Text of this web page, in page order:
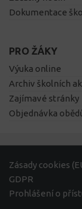
Dokumentace
PRO ŽÁKY
Výuka online
Archiv školních
Zajímavé stránky
Objednávka
Zásady cookies
GDPR
Prohlášení o